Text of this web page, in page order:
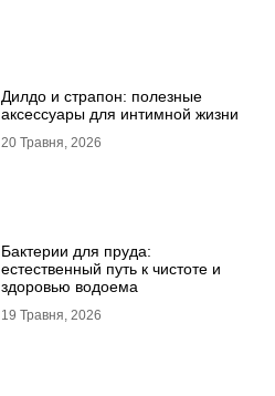
Дилдо и страпон: полезные
аксессуары для интимной жизни
20 Травня, 2026
Бактерии для пруда:
естественный путь к чистоте и
здоровью водоема
19 Травня, 2026